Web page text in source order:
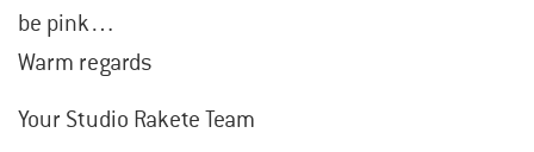
be pink…
Warm regards
Your Studio Rakete Team